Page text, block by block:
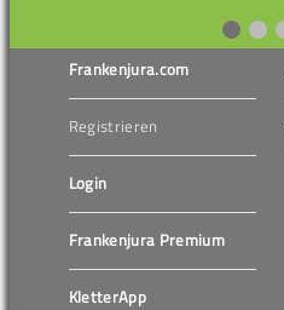
Frankenjura.com
Registrieren
Login
Frankenjura Premium
KletterApp